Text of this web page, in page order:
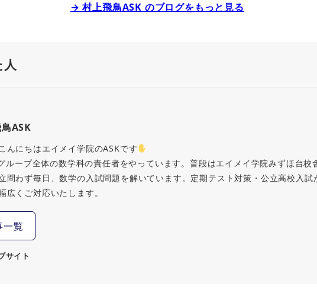
→ 村上飛鳥ASK のブログをもっと見る
ASK
んにちはエイメイ学院のASKです
ループ全体の数学科の責任者をやっています。普段はエイメイ学院みずほ台校
問わず毎日、数学の入試問題を解いています。定期テスト対策・公立高校入試
広くご対応いたします。
一覧
サイト